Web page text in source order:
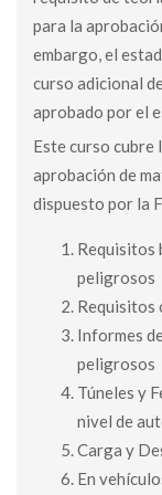
para la
embargo, el
curso adicional
aprobado por el
Este curso cubre
aprobación de
dispuesto por la
Requisitos
peligrosos
Requisitos
Informes
peligrosos
Túneles y
nivel de
Carga y
En